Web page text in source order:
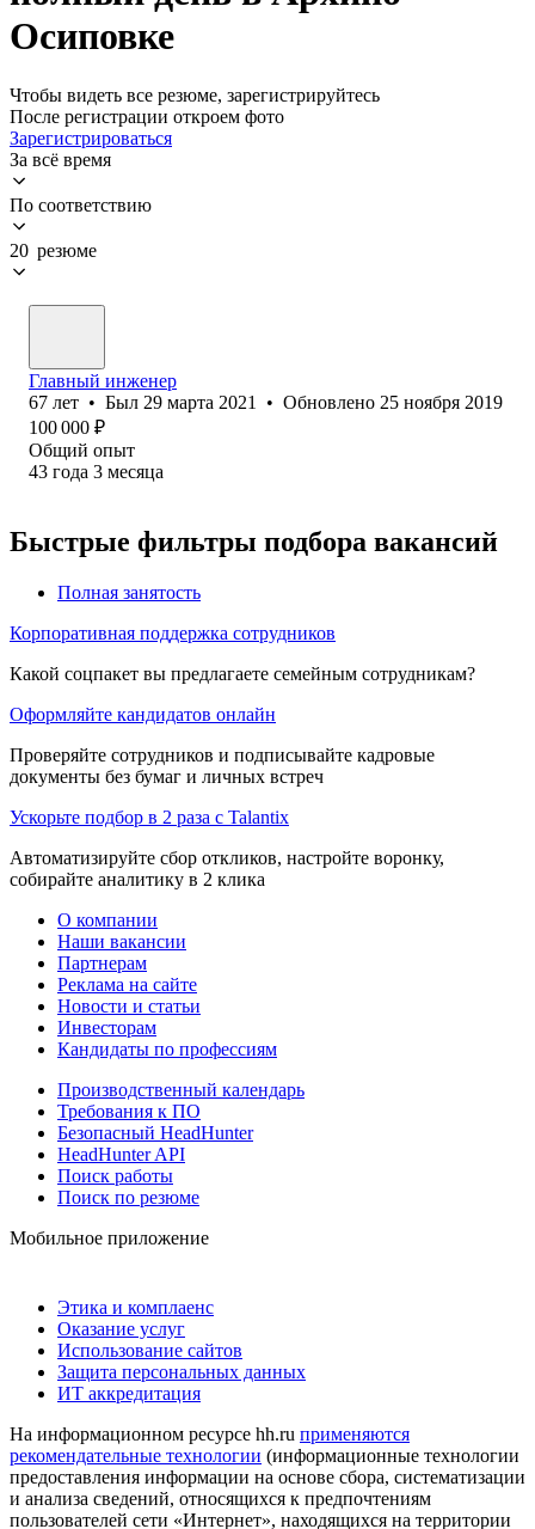
Осиповке
Чтобы видеть все резюме, зарегистрируйтесь
После регистрации откроем фото
Зарегистрироваться
За всё время
По соответствию
20 резюме
Главный инженер
67 лет • Был 29 марта 2021 • Обновлено 25 ноября 2019
100 000 ₽
Общий опыт
43 года 3 месяца
Быстрые фильтры подбора вакансий
Полная занятость
Корпоративная поддержка сотрудников
Какой соцпакет вы предлагаете семейным сотрудникам?
Оформляйте кандидатов онлайн
Проверяйте сотрудников и подписывайте кадровые
документы без бумаг и личных встреч
Ускорьте подбор в 2 раза с Talantix
Автоматизируйте сбор откликов, настройте воронку,
собирайте аналитику в 2 клика
О компании
Наши вакансии
Партнерам
Реклама на сайте
Новости и статьи
Инвесторам
Кандидаты по профессиям
Производственный календарь
Требования к ПО
Безопасный HeadHunter
HeadHunter API
Поиск работы
Поиск по резюме
Мобильное приложение
Этика и комплаенс
Оказание услуг
Использование сайтов
Защита персональных данных
ИТ аккредитация
На информационном ресурсе hh.ru применяются
рекомендательные технологии (информационные технологии
предоставления информации на основе сбора, систематизации
и анализа сведений, относящихся к предпочтениям
пользователей сети «Интернет», находящихся на территории